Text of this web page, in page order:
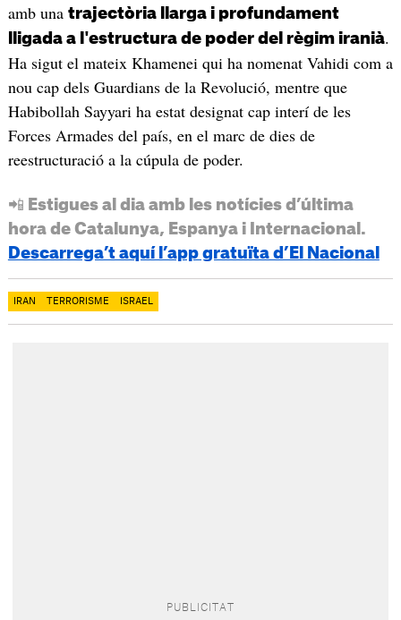
amb una trajectòria llarga i profundament
lligada a l'estructura de poder del règim iranià.
Ha sigut el mateix Khamenei qui ha nomenat Vahidi com a
nou cap dels Guardians de la Revolució, mentre que
Habibollah Sayyari ha estat designat cap interí de les
Forces Armades del país, en el marc de dies de
reestructuració a la cúpula de poder.
📲 Estigues al dia amb les notícies d’última
hora de Catalunya, Espanya i Internacional.
Descarrega’t aquí l’app gratuïta d’El Nacional
IRAN TERRORISME ISRAEL